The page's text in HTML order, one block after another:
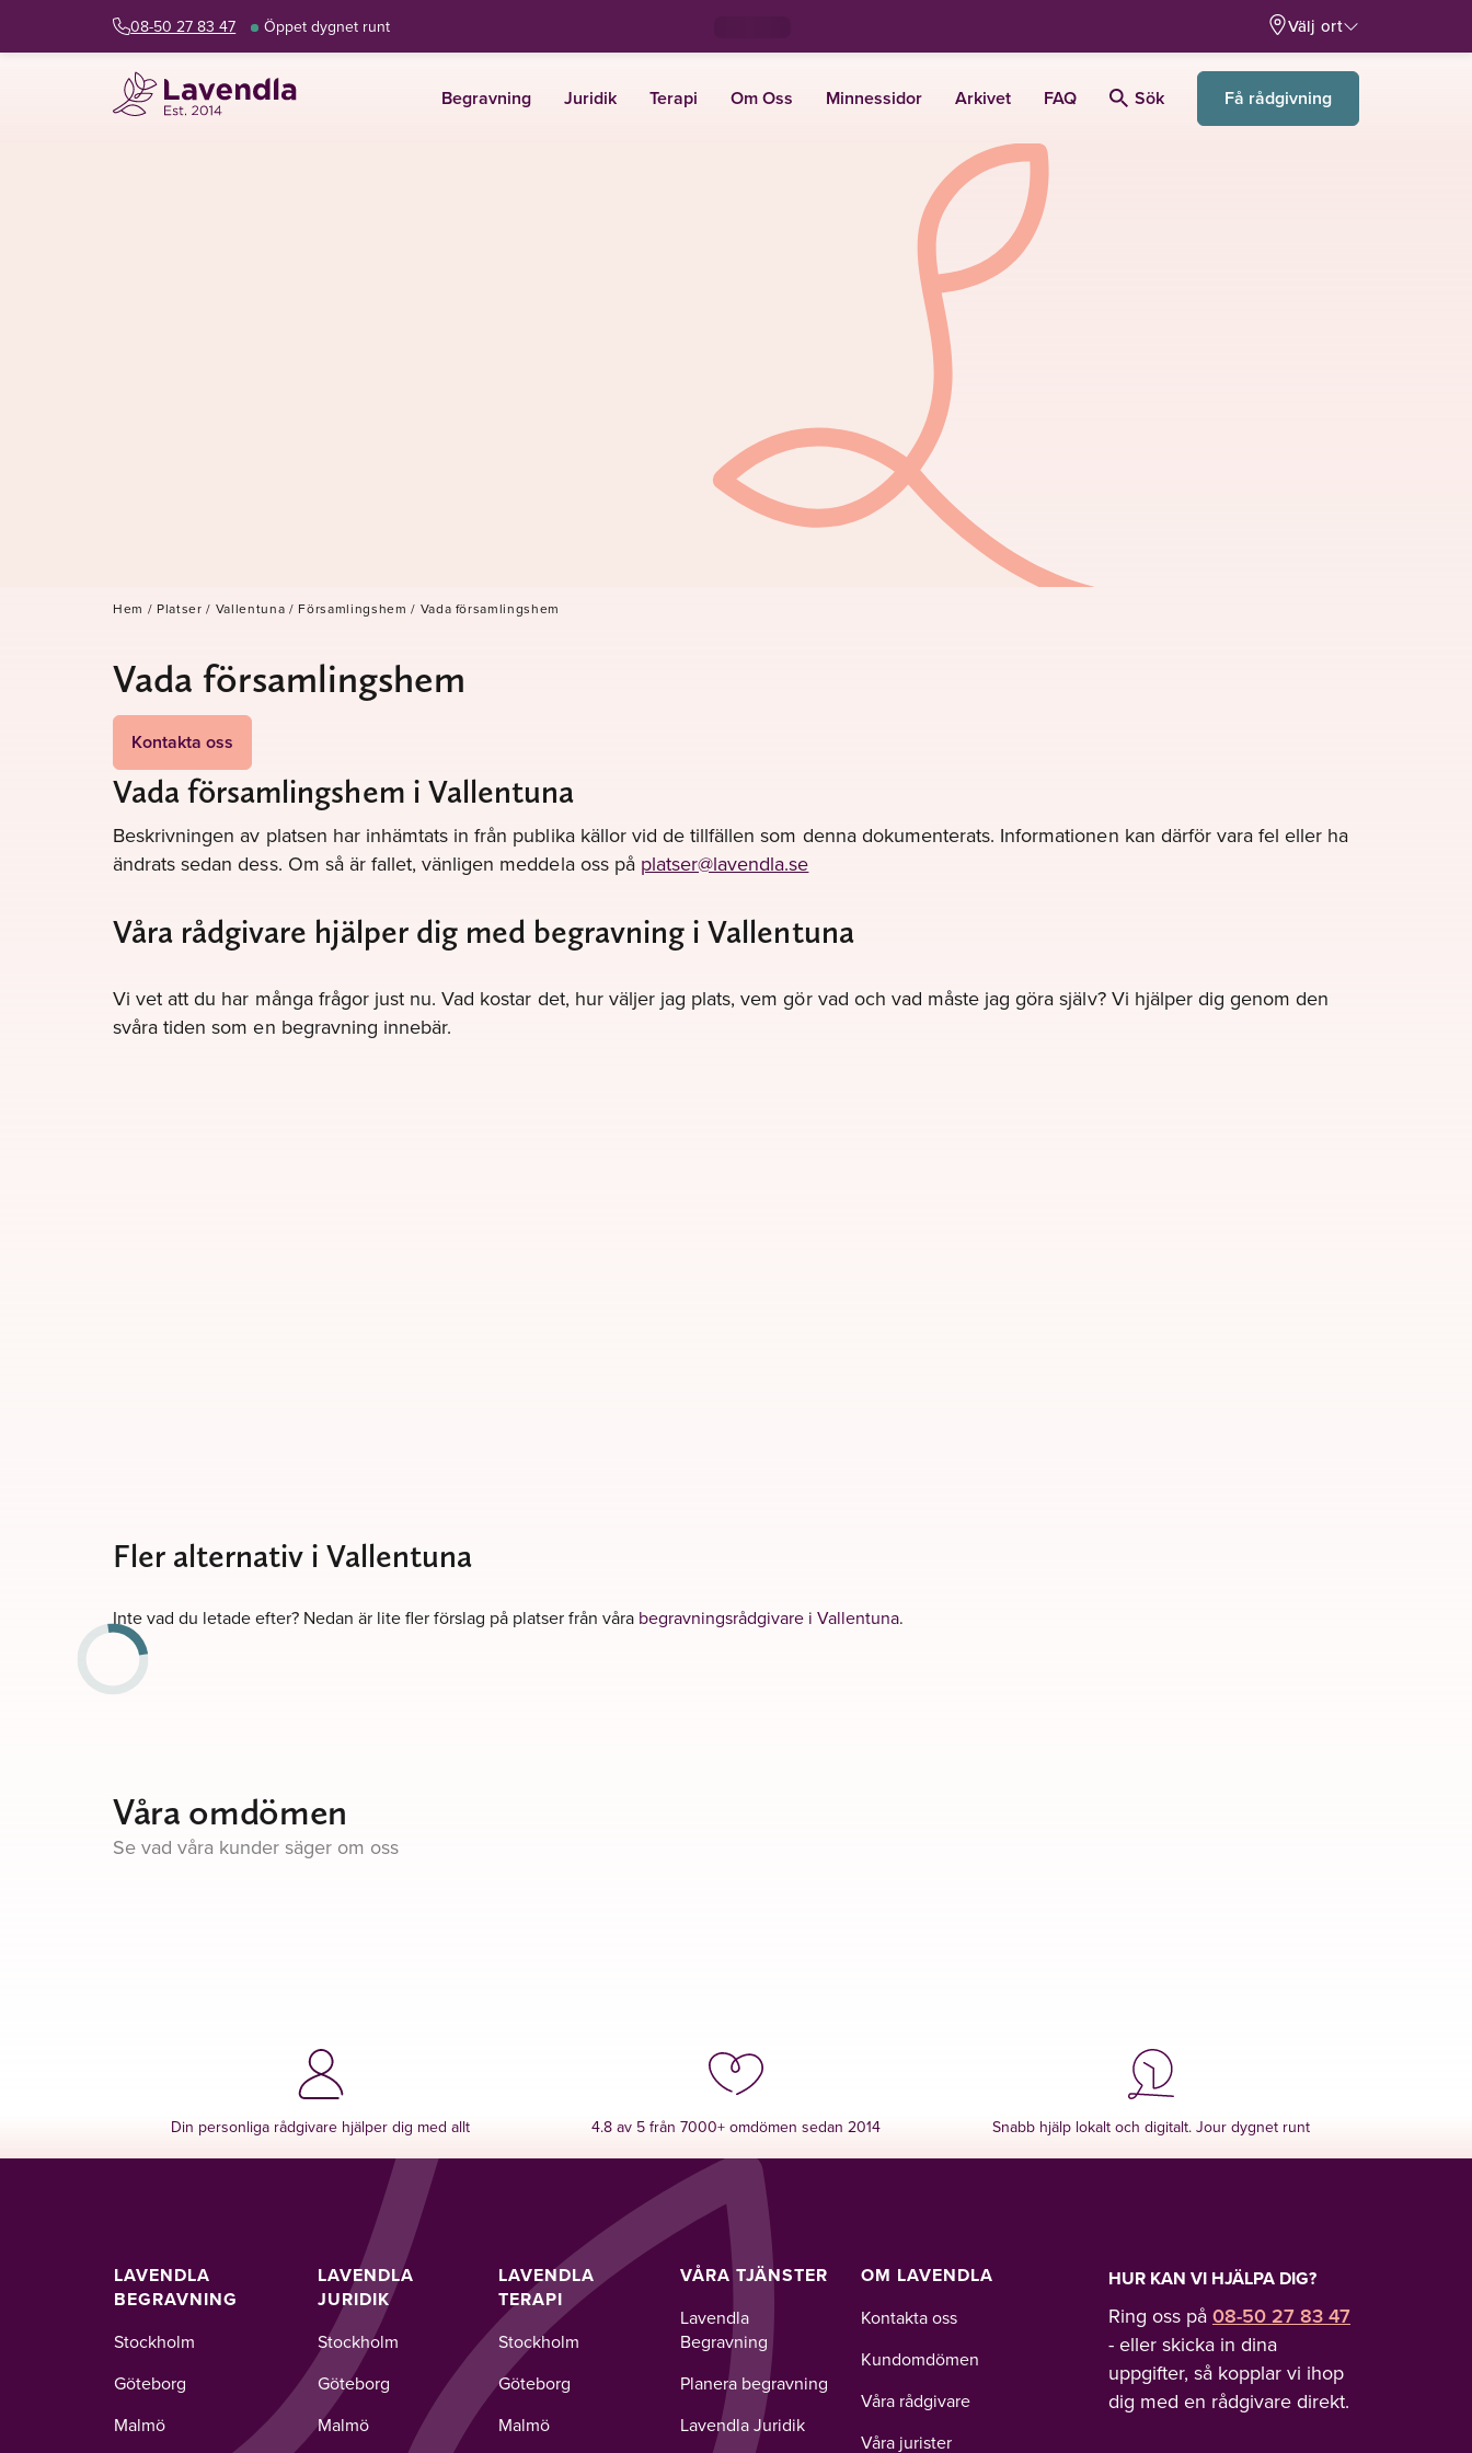
08-50 27 83 47 Öppet dygnet runt Välj ort
Begravning Juridik Terapi Om Oss Minnessidor Arkivet FAQ Sök Få rådgivning
Hem / Platser / Vallentuna / Församlingshem / Vada församlingshem
Vada församlingshem
Kontakta oss
Vada församlingshem i Vallentuna
Beskrivningen av platsen har inhämtats in från publika källor vid de tillfällen som denna dokumenterats. Informationen kan därför vara fel eller ha
ändrats sedan dess. Om så är fallet, vänligen meddela oss på platser@lavendla.se
Våra rådgivare hjälper dig med begravning i Vallentuna
Vi vet att du har många frågor just nu. Vad kostar det, hur väljer jag plats, vem gör vad och vad måste jag göra själv? Vi hjälper dig genom den
svåra tiden som en begravning innebär.
Fler alternativ i Vallentuna
Inte vad du letade efter? Nedan är lite fler förslag på platser från våra begravningsrådgivare i Vallentuna.
Våra omdömen
Se vad våra kunder säger om oss
Din personliga rådgivare hjälper dig med allt 4.8 av 5 från 7000+ omdömen sedan 2014 Snabb hjälp lokalt och digitalt. Jour dygnet runt
LAVENDLA
BEGRAVNING
Stockholm
Göteborg
Malmö
LAVENDLA
JURIDIK
Stockholm
Göteborg
Malmö
LAVENDLA
TERAPI
Stockholm
Göteborg
Malmö
VÅRA TJÄNSTER
Lavendla
Begravning
Planera begravning
Lavendla Juridik
OM LAVENDLA
Kontakta oss
Kundomdömen
Våra rådgivare
Våra jurister
HUR KAN VI HJÄLPA DIG?
Ring oss på 08-50 27 83 47
- eller skicka in dina
uppgifter, så kopplar vi ihop
dig med en rådgivare direkt.